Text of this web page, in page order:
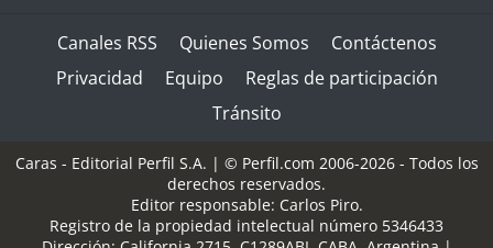
Canales RSS Quienes Somos
Contáctenos
Privacidad
Equipo
Reglas de participación
Tránsito
Caras - Editorial Perfil S.A. | © Perfil.com 2006-2026 - Todos los
derechos reservados.
Editor responsable: Carlos Piro.
Registro de la propiedad intelectual número 5346433